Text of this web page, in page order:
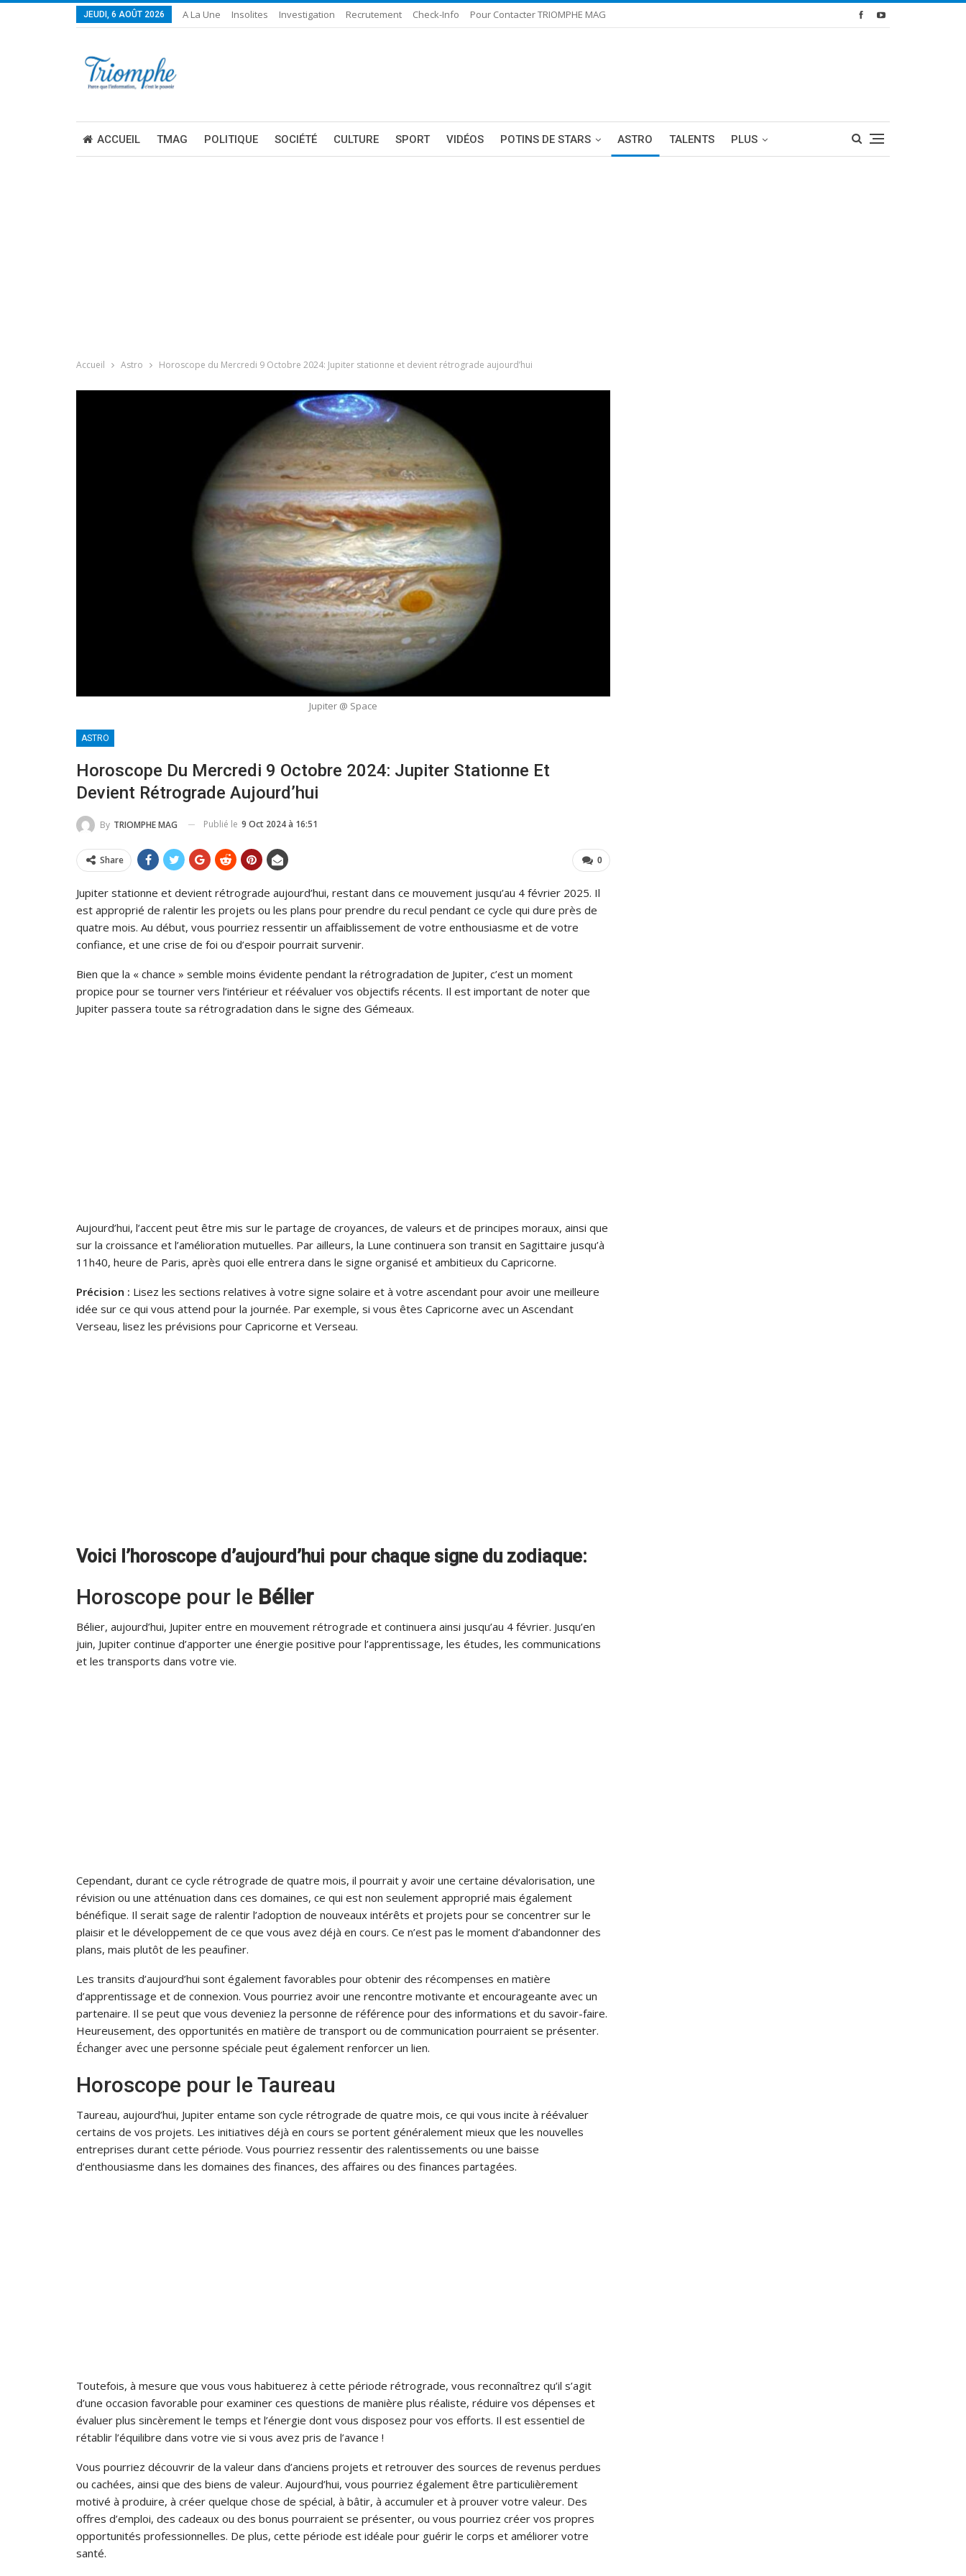
JEUDI, 6 AOÛT 2026 A La Une Insolites Investigation Recrutement Check-Info Pour Contacter TRIOMPHE MAG
ACCUEIL TMAG POLITIQUE SOCIÉTÉ CULTURE SPORT VIDÉOS POTINS DE STARS ASTRO TALENTS PLUS
Accueil Astro Horoscope du Mercredi 9 Octobre 2024: Jupiter stationne et devient rétrograde aujourd’hui
Jupiter @ Space
ASTRO
Horoscope Du Mercredi 9 Octobre 2024: Jupiter Stationne Et
Devient Rétrograde Aujourd’hui
By TRIOMPHE MAG Publié le 9 Oct 2024 à 16:51
0
Share
Jupiter stationne et devient rétrograde aujourd’hui, restant dans ce mouvement jusqu’au 4 février 2025. Il
est approprié de ralentir les projets ou les plans pour prendre du recul pendant ce cycle qui dure près de
quatre mois. Au début, vous pourriez ressentir un affaiblissement de votre enthousiasme et de votre
confiance, et une crise de foi ou d’espoir pourrait survenir.
Bien que la « chance » semble moins évidente pendant la rétrogradation de Jupiter, c’est un moment
propice pour se tourner vers l’intérieur et réévaluer vos objectifs récents. Il est important de noter que
Jupiter passera toute sa rétrogradation dans le signe des Gémeaux.
Aujourd’hui, l’accent peut être mis sur le partage de croyances, de valeurs et de principes moraux, ainsi que
sur la croissance et l’amélioration mutuelles. Par ailleurs, la Lune continuera son transit en Sagittaire jusqu’à
11h40, heure de Paris, après quoi elle entrera dans le signe organisé et ambitieux du Capricorne.
Précision : Lisez les sections relatives à votre signe solaire et à votre ascendant pour avoir une meilleure
idée sur ce qui vous attend pour la journée. Par exemple, si vous êtes Capricorne avec un Ascendant
Verseau, lisez les prévisions pour Capricorne et Verseau.
Voici l’horoscope d’aujourd’hui pour chaque signe du zodiaque:
Horoscope pour le Bélier
Bélier, aujourd’hui, Jupiter entre en mouvement rétrograde et continuera ainsi jusqu’au 4 février. Jusqu’en
juin, Jupiter continue d’apporter une énergie positive pour l’apprentissage, les études, les communications
et les transports dans votre vie.
Cependant, durant ce cycle rétrograde de quatre mois, il pourrait y avoir une certaine dévalorisation, une
révision ou une atténuation dans ces domaines, ce qui est non seulement approprié mais également
bénéfique. Il serait sage de ralentir l’adoption de nouveaux intérêts et projets pour se concentrer sur le
plaisir et le développement de ce que vous avez déjà en cours. Ce n’est pas le moment d’abandonner des
plans, mais plutôt de les peaufiner.
Les transits d’aujourd’hui sont également favorables pour obtenir des récompenses en matière
d’apprentissage et de connexion. Vous pourriez avoir une rencontre motivante et encourageante avec un
partenaire. Il se peut que vous deveniez la personne de référence pour des informations et du savoir-faire.
Heureusement, des opportunités en matière de transport ou de communication pourraient se présenter.
Échanger avec une personne spéciale peut également renforcer un lien.
Horoscope pour le Taureau
Taureau, aujourd’hui, Jupiter entame son cycle rétrograde de quatre mois, ce qui vous incite à réévaluer
certains de vos projets. Les initiatives déjà en cours se portent généralement mieux que les nouvelles
entreprises durant cette période. Vous pourriez ressentir des ralentissements ou une baisse
d’enthousiasme dans les domaines des finances, des affaires ou des finances partagées.
Toutefois, à mesure que vous vous habituerez à cette période rétrograde, vous reconnaîtrez qu’il s’agit
d’une occasion favorable pour examiner ces questions de manière plus réaliste, réduire vos dépenses et
évaluer plus sincèrement le temps et l’énergie dont vous disposez pour vos efforts. Il est essentiel de
rétablir l’équilibre dans votre vie si vous avez pris de l’avance !
Vous pourriez découvrir de la valeur dans d’anciens projets et retrouver des sources de revenus perdues
ou cachées, ainsi que des biens de valeur. Aujourd’hui, vous pourriez également être particulièrement
motivé à produire, à créer quelque chose de spécial, à bâtir, à accumuler et à prouver votre valeur. Des
offres d’emploi, des cadeaux ou des bonus pourraient se présenter, ou vous pourriez créer vos propres
opportunités professionnelles. De plus, cette période est idéale pour guérir le corps et améliorer votre
santé.